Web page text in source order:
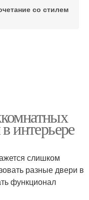
со стилем
интерьере
слишком
разные двери в
функционал